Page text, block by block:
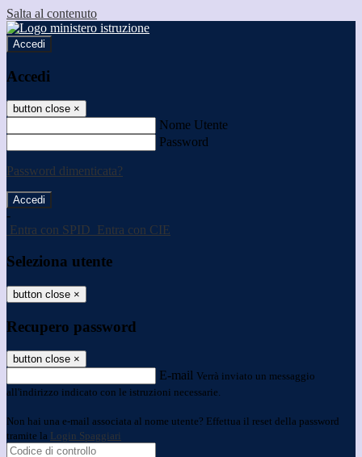
Salta al contenuto
Accedi
Accedi
button close ×
Nome Utente
Password
Password dimenticata?
-
Entra con SPID Entra con CIE
Seleziona utente
button close ×
Recupero password
button close ×
E-mail Verrà inviato un messaggio
all'indirizzo indicato con le istruzioni necessarie.
Non hai una e-mail associata al nome utente? Effettua il reset della password
tramite la Login Spaggiari